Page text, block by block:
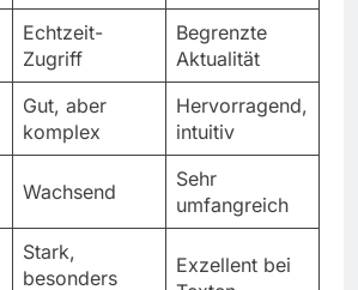
Echtzeit-
Zugriff
Begrenzte
Aktualität
Gut, aber
komplex
Hervorragend,
intuitiv
Wachsend
Sehr
umfangreich
Stark,
besonders
Exzellent bei